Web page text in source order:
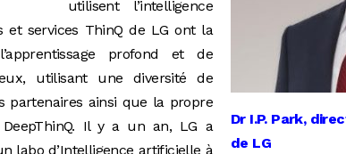
Dr I.P. Park,
de LG
utilisent l’intelligence
et services ThinQ de LG ont la
profond et de
utilisant une diversité de
partenaires ainsi que la propre
Il y a un an, LG a
labo d’Intelligence artificielle à